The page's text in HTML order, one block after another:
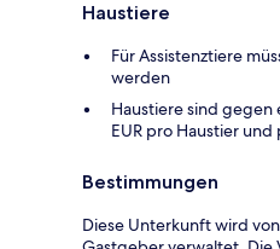
Haustiere
Für Assistenztiere
werden
Haustiere sind gegen
EUR pro Haustier
Bestimmungen
Diese Unterkunft wird